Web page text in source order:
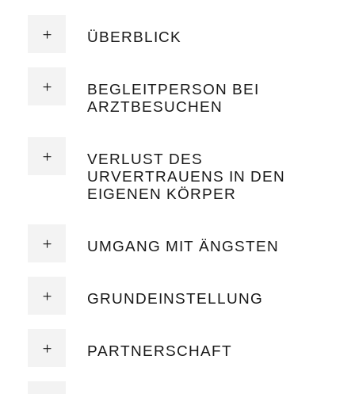
ÜBERBLICK
BEGLEITPERSON BEI
ARZTBESUCHEN
VERLUST DES
URVERTRAUENS IN DEN
EIGENEN KÖRPER
UMGANG MIT ÄNGSTEN
GRUNDEINSTELLUNG
PARTNERSCHAFT